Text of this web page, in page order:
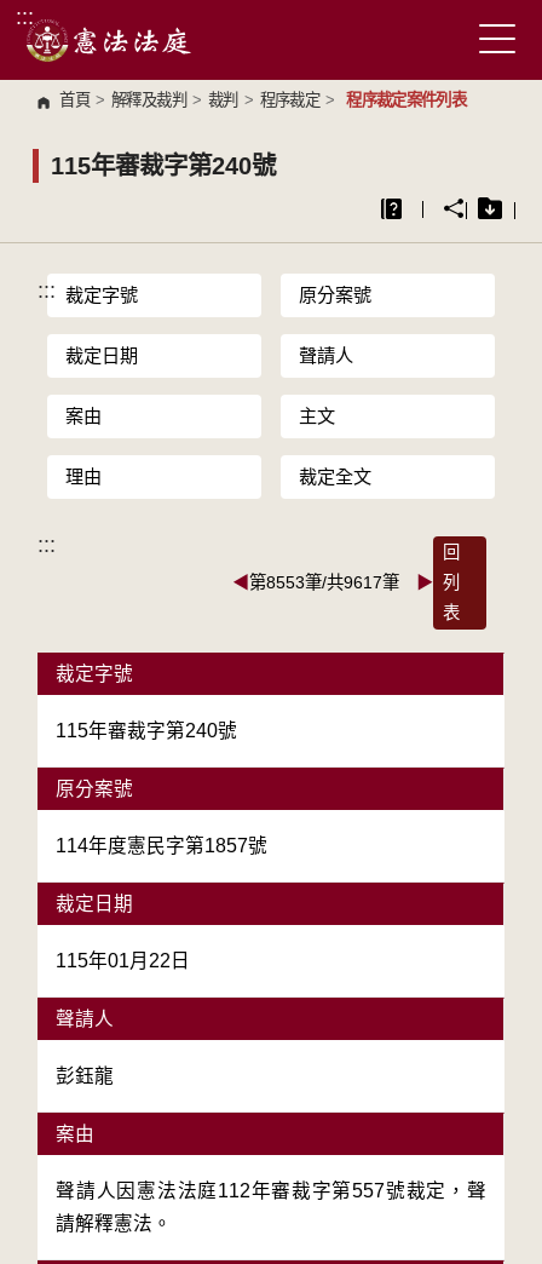
跳到主要內容區塊
:::
首頁 > 解釋及裁判 > 裁判 > 程序裁定 > 程序裁定案件列表
115年審裁字第240號
::: 裁定字號 原分案號
裁定日期 聲請人
案由 主文
理由 裁定全文
:::
◀第8553筆/共9617筆 ▶
回
列
表
裁定字號
115年審裁字第240號
原分案號
114年度憲民字第1857號
裁定日期
115年01月22日
聲請人
彭鈺龍
案由
聲請人因憲法法庭112年審裁字第557號裁定，聲
請解釋憲法。